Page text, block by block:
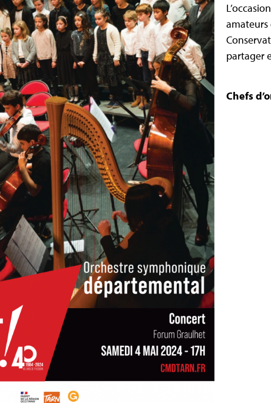
amateurs
partager
Chefs